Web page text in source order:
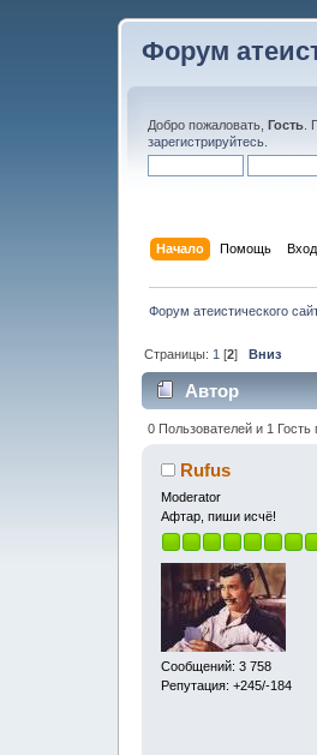
Форум
Добро пожаловать, Гость .
зарегистрируйтесь
Начало Помощь Вход
Форум атеистического
Страницы: 1 [2]Вниз
Автор
0 Пользователей и 1
Rufus
Moderator
Афтар, пиши исчё!
Сообщений: 3 758
Репутация: +245/-184